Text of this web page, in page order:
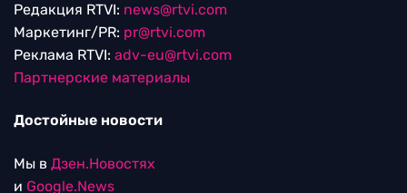
Редакция RTVI: news@rtvi.com
Маркетинг/PR: pr@rtvi.com
Реклама RTVI: adv-eu@rtvi.com
Партнерские материалы
Достойные новости
Мы в Дзен.Новостях
и Google.News